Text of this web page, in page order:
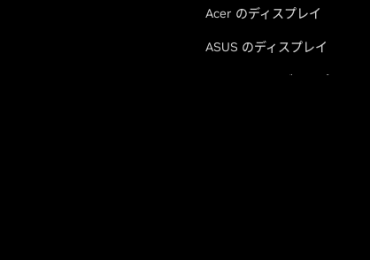
Acer のディスプレイ
ASUS のディスプレイ